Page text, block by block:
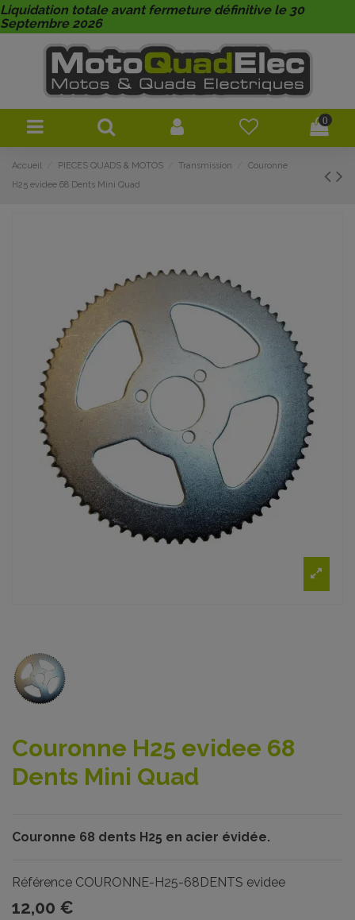
Liquidation totale avant fermeture définitive le 30
Septembre 2026
0
Accueil PIECES QUADS & MOTOS Transmission
Couronne
H25 evidee 68 Dents Mini Quad
Couronne H25 evidee 68
Dents Mini Quad
Couronne 68 dents H25 en acier évidée.
Référence COURONNE-H25-68DENTS evidee
12,00 €